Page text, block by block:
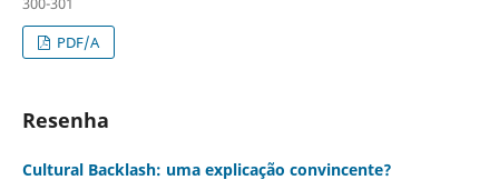
PDF/A
Resenha
Cultural Backlash: uma explicação convincente?